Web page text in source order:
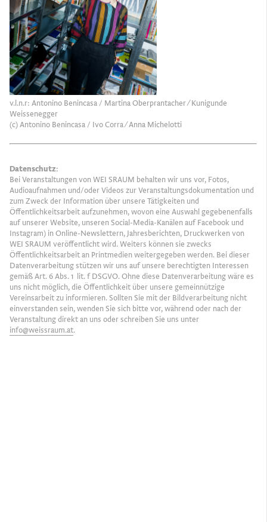
v.l.n.r: Antonino Benincasa / Martina Oberprantacher ⁄ Kunigunde
Weissenegger
(c) Antonino Benincasa / Ivo Corra ⁄ Anna Michelotti
Datenschutz:
Bei Veranstaltungen von WEI SRAUM behalten wir uns vor, Fotos,
Audioaufnahmen und/oder Videos zur Veranstaltungsdokumentation und
zum Zweck der Information über unsere Tätigkeiten und
Öffentlichkeitsarbeit aufzunehmen, wovon eine Auswahl gegebenenfalls
auf unserer Website, unseren Social-Media-Kanälen auf Facebook und
Instagram) in Online-Newslettern, Jahresberichten, Druckwerken von
WEI SRAUM veröffentlicht wird. Weiters können sie zwecks
Öffentlichkeitsarbeit an Printmedien weitergegeben werden. Bei dieser
Datenverarbeitung stützen wir uns auf unsere berechtigten Interessen
gemäß Art. 6 Abs. 1 lit. f DSGVO. Ohne diese Datenverarbeitung wäre es
uns nicht möglich, die Öffentlichkeit über unsere gemeinnützige
Vereinsarbeit zu informieren. Sollten Sie mit der Bildverarbeitung nicht
einverstanden sein, wenden Sie sich bitte vor, während oder nach der
Veranstaltung direkt an uns oder schreiben Sie uns unter
info@weissraum.at.